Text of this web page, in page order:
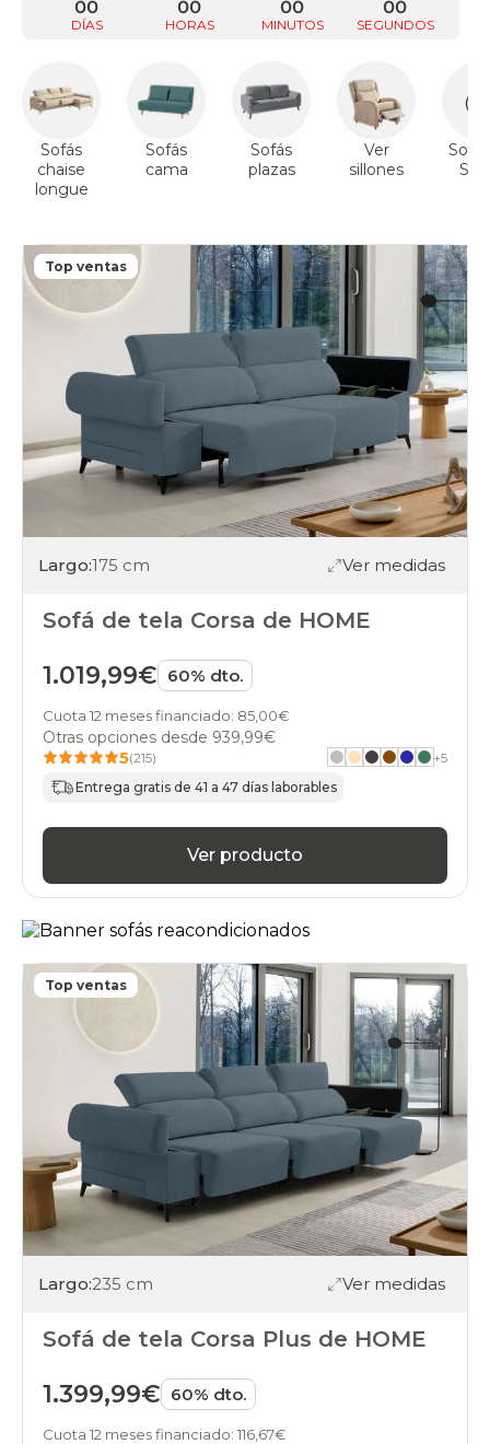
DÍAS
00
HORAS
00
MINUTOS
00
SEGUNDOS
00
Sofás
chaise
longue
Sofás
cama
Sofás
plazas
Ver
sillones
Top ventas
Largo:175 cm Ver medidas
Sofá de tela Corsa de HOME
1.019,99€ 60% dto.
Cuota 12 meses financiado: 85,00€
Otras opciones desde 939,99€
5(215) +5
Entrega gratis de 41 a 47 días laborables
Ver producto
Top ventas
Largo:235 cm Ver medidas
Sofá de tela Corsa Plus de HOME
1.399,99€ 60% dto.
Cuota 12 meses financiado: 116,67€